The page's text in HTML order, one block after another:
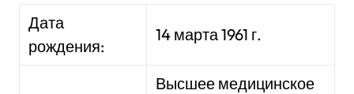
Дата
рождения:
14 марта 1961 г.
Высшее медицинское